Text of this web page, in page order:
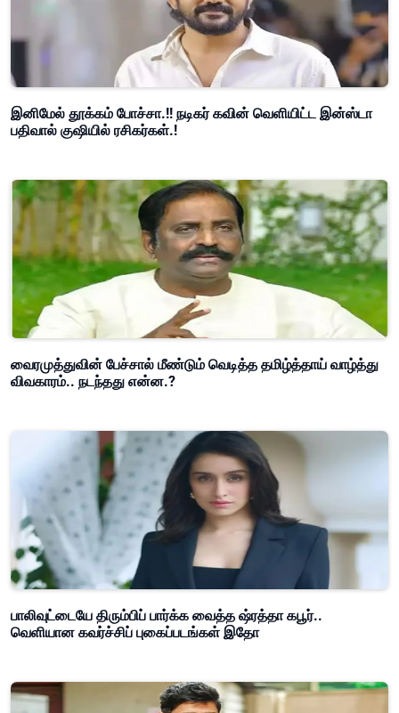
இனிமேல் தூக்கம் போச்சா.!! நடிகர் கவின் வெளியிட்ட இன்ஸ்டா
பதிவால் குஷியில் ரசிகர்கள்.!
வைரமுத்துவின் பேச்சால் மீண்டும் வெடித்த தமிழ்த்தாய் வாழ்த்து
விவகாரம்.. நடந்தது என்ன.?
பாலிவுட்டையே திரும்பிப் பார்க்க வைத்த ஷ்ரத்தா கபூர்..
வெளியான கவர்ச்சிப் புகைப்படங்கள் இதோ